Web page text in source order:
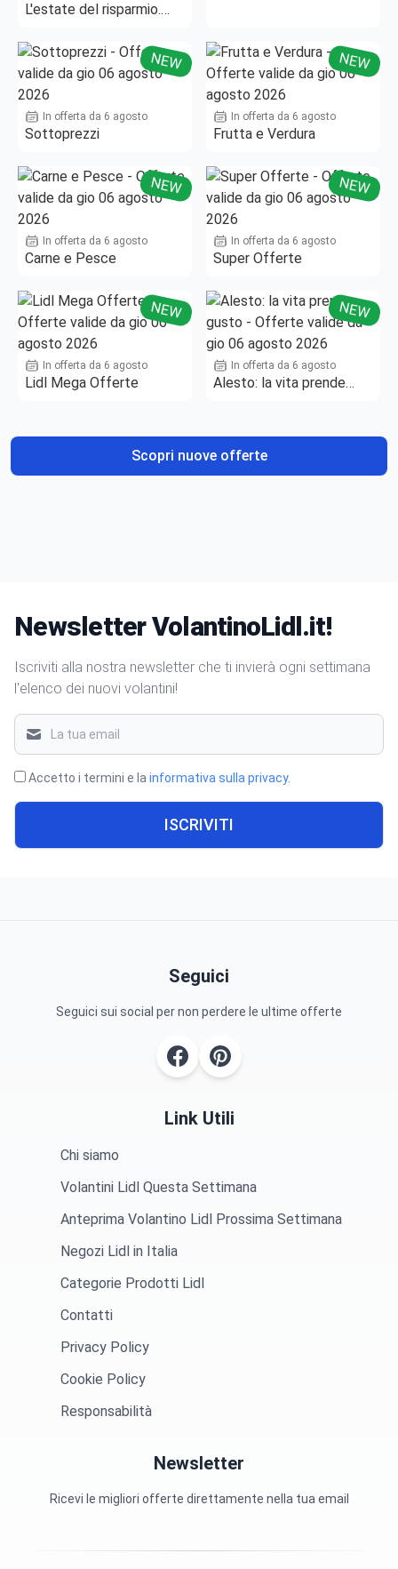
L'estate del risparmio.
NEW
In offerta da 6 agosto
Sottoprezzi
NEW
In offerta da 6 agosto
Frutta e Verdura
NEW
In offerta da 6 agosto
Carne e Pesce
NEW
In offerta da 6 agosto
Super Offerte
NEW
In offerta da 6 agosto
Lidl Mega Offerte
NEW
In offerta da 6 agosto
Alesto: la vita prende
Scopri nuove offerte
Newsletter VolantinoLidl.it!
Iscriviti alla nostra newsletter che ti invierà ogni settimana
l'elenco dei nuovi volantini!
Accetto i termini e lainformativa sulla privacy.
ISCRIVITI
Seguici
Seguici sui social per non perdere le ultime offerte
Link Utili
Chi siamo
Volantini Lidl Questa Settimana
Anteprima Volantino Lidl Prossima Settimana
Negozi Lidl in Italia
Categorie Prodotti Lidl
Contatti
Privacy Policy
Cookie Policy
Responsabilità
Newsletter
Ricevi le migliori offerte direttamente nella tua email